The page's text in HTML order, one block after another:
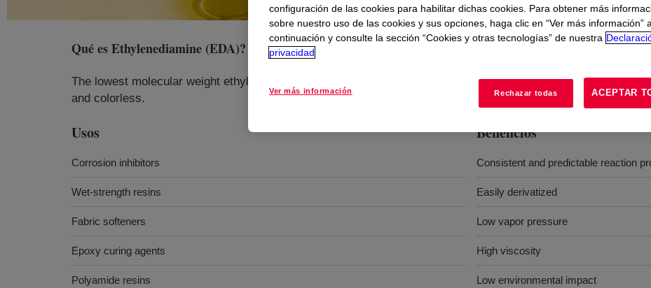
Qué esEthylenediamine (EDA)?
The lowest molecular weight ethylenediamine. It is a single-component product with two primary nitrogens. It
and colorless.
Usos
Corrosion inhibitors
Wet-strength resins
Fabric softeners
Epoxy curing agents
Polyamide resins
Beneficios
Consistent and predictable reaction
Easily derivatized
Low vapor pressure
High viscosity
Low environmental impact
configuración de las cookies para habilitar dichas cookies. Para obtener más
sobre nuestro uso de las cookies y sus opciones, haga clic en “Ver más información” a
continuación y consulte la sección “Cookies y otras tecnologías” de nuestra
privacidad
Ver más información Rechazar todas ACEPTAR